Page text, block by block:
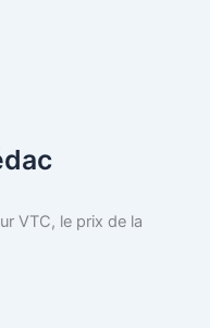
VTC, le prix de la